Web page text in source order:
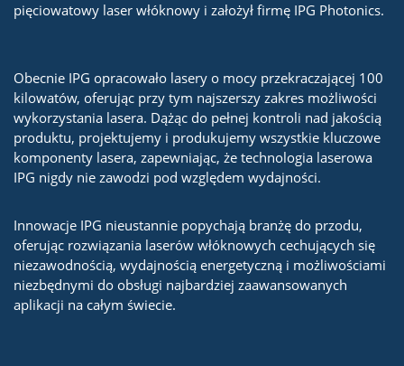
pięciowatowy laser włóknowy i założył firmę IPG Photonics.
Obecnie IPG opracowało lasery o mocy przekraczającej 100
kilowatów, oferując przy tym najszerszy zakres możliwości
wykorzystania lasera. Dążąc do pełnej kontroli nad jakością
produktu, projektujemy i produkujemy wszystkie kluczowe
komponenty lasera, zapewniając, że technologia laserowa
IPG nigdy nie zawodzi pod względem wydajności.
Innowacje IPG nieustannie popychają branżę do przodu,
oferując rozwiązania laserów włóknowych cechujących się
niezawodnością, wydajnością energetyczną i możliwościami
niezbędnymi do obsługi najbardziej zaawansowanych
aplikacji na całym świecie.